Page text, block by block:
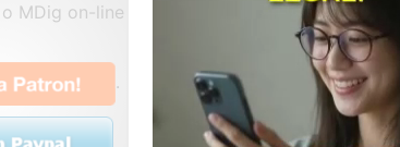
MDig on-line
.